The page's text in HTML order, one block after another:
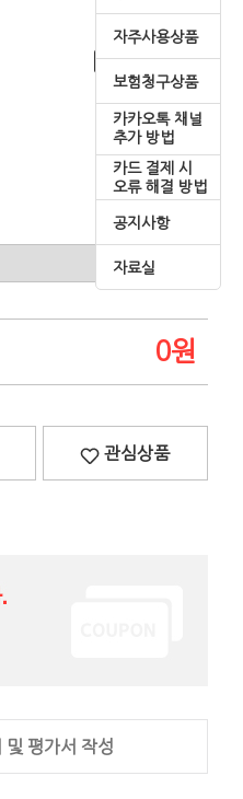
자주사용상품
보험청구상품
카카오톡 채널
추가 방법
카드 결제 시
오류 해결 방법
공지사항
자료실
쇼핑혜택
0원
관심상품
및 평가서 작성